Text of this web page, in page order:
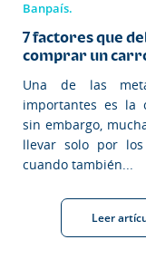
Banpaís.
7 factores que
comprar un
Una de las
importantes es la
sin embargo,
llevar solo por los
cuando también...
Leer